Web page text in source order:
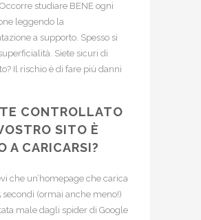
studiare BENE ogni
leggendo la
a supporto. Spesso si
Siete sicuri di
Il rischio è di fare più danni
CONTROLLATO
SITO È
A CARICARSI?
che un’homepage che carica
secondi (ormai anche meno!)
male dagli spider di Google